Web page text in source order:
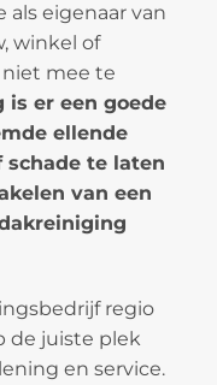
als eigenaar van
winkel of
mee te
is er een goede
ellende
te laten
van een
regio
de juiste plek
en service.